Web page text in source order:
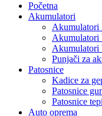
Početna
Akumulatori
Akumulatori
Akumulatori
Akumulatori
Punjači za
Patosnice
Kadice za
Patosnice
Patosnice
Auto oprema